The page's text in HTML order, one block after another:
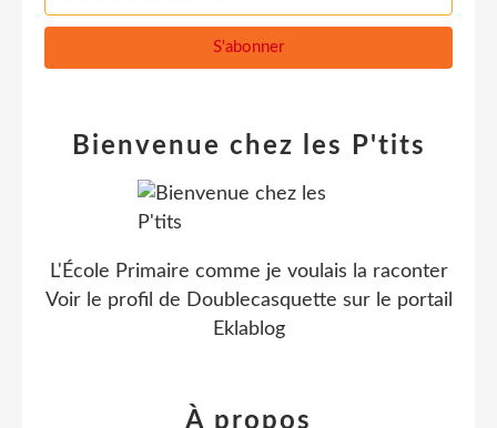
Bienvenue chez les P'tits
L'École Primaire comme je voulais la raconter
Voir le profil de Doublecasquette sur le portail
Eklablog
À propos